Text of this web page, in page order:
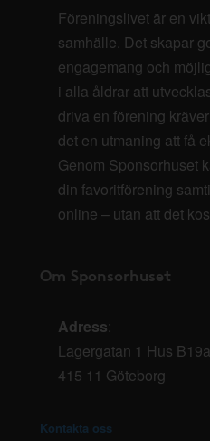
Föreningslivet är en
samhälle. Det skapar
engagemang och
i alla åldrar att
driva en förening
det en utmaning att få
Genom Sponsorhuset
din favoritförening
online – utan att det
Om Sponsorhuset
Adress:
Lagergatan 1 Hus
415 11 Göteborg
Kontakta oss